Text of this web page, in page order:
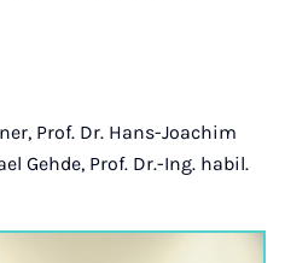
Prof. Dr. Hans-Joachim
Gehde, Prof. Dr.-Ing. habil.